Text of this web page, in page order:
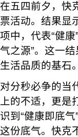
在五四前夕，快
票活动。结果显
项中，代表“健
气之源”。这一
生活品质的基石。
对分秒必争的当
上的不适，更
识到“健康即底
这份底气。快克